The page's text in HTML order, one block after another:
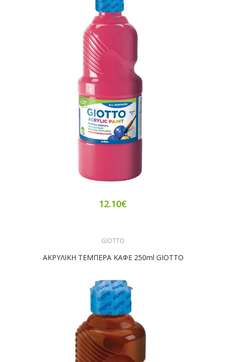
12.10€
GIOTTO
ΑΚΡΥΛΙΚΗ ΤΕΜΠΕΡΑ ΚΑΦΕ 250ml GIOTTO